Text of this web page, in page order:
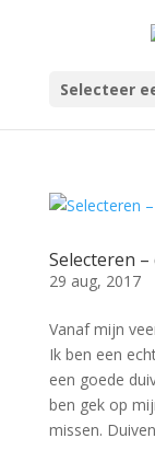
Selecteer
Selecteren
29 aug, 2017
Vanaf mijn
Ik ben een
een goede
ben gek op
missen.